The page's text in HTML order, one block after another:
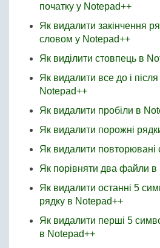
початку у Notepad++
Як видалити закінчення
словом у Notepad++
Як виділити стовпець в
Як видалити все до і
Notepad++
Як видалити пробіли в
Як видалити порожні
Як видалити повторювані
Як порівняти два файли в
Як видалити останні 5
рядку в Notepad++
Як видалити перші 5
в Notepad++